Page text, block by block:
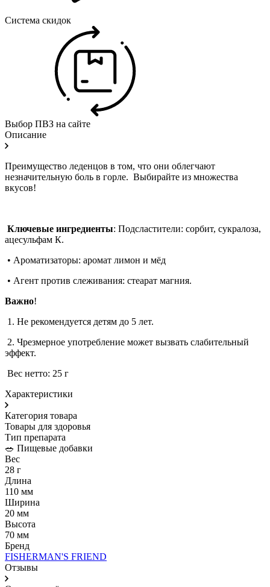
Система скидок
Выбор ПВЗ на сайте
Описание
Преимущество леденцов в том, что они облегчают
незначительную боль в горле. Выбирайте из множества
вкусов!
Ключевые ингредиенты: Подсластители: сорбит, сукралоза,
ацесульфам К.
• Ароматизаторы: аромат лимон и мёд
• Агент против слеживания: стеарат магния.
Важно!
1. Не рекомендуется детям до 5 лет.
2. Чрезмерное употребление может вызвать слабительный
эффект.
Вес нетто: 25 г
Характеристики
Категория товара
Товары для здоровья
Тип препарата
🥗 Пищевые добавки
Вес
28 г
Длина
110 мм
Ширина
20 мм
Высота
70 мм
Бренд
FISHERMAN'S FRIEND
Отзывы